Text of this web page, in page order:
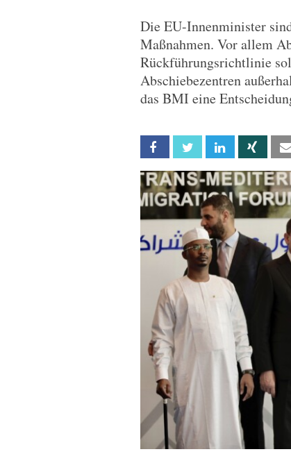
Die EU-Innenminister
Maßnahmen. Vor allem
Rückführungsrichtlinie
Abschiebezentren
das BMI eine
Facebook Twitter Linkedin Xing